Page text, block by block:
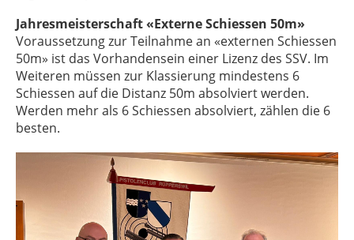
Jahresmeisterschaft «Externe Schiessen 50m»
Voraussetzung zur Teilnahme an «externen Schiessen
50m» ist das Vorhandensein einer Lizenz des SSV. Im
Weiteren müssen zur Klassierung mindestens 6
Schiessen auf die Distanz 50m absolviert werden.
Werden mehr als 6 Schiessen absolviert, zählen die 6
besten.